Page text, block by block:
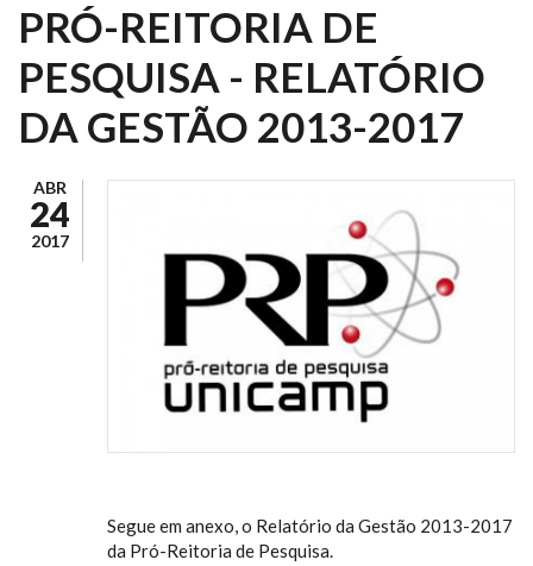
PRÓ-REITORIA DE
PESQUISA - RELATÓRIO
DA GESTÃO 2013-2017
ABR
24
2017
Segue em anexo, o Relatório da Gestão 2013-2017
da Pró-Reitoria de Pesquisa.